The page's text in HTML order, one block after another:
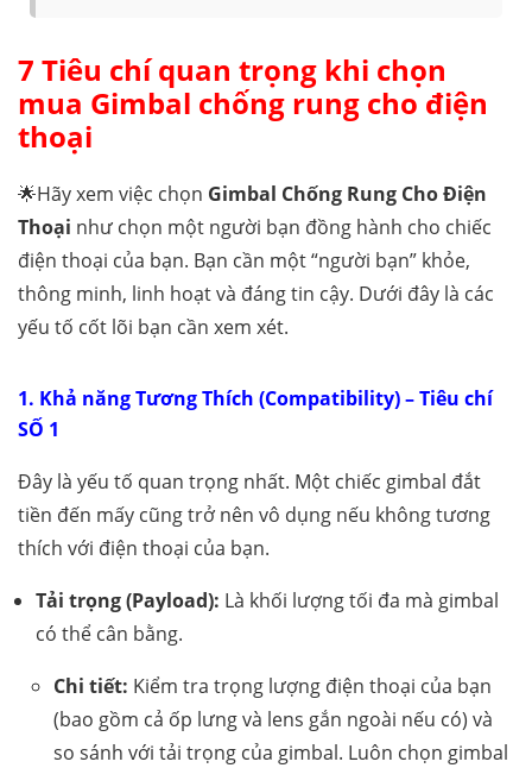
7 Tiêu chí quan trọng khi chọn
mua Gimbal chống rung cho điện
thoại
🌟Hãy xem việc chọn Gimbal Chống Rung Cho Điện
Thoại như chọn một người bạn đồng hành cho chiếc
điện thoại của bạn. Bạn cần một “người bạn” khỏe,
thông minh, linh hoạt và đáng tin cậy. Dưới đây là các
yếu tố cốt lõi bạn cần xem xét.
1. Khả năng Tương Thích (Compatibility) – Tiêu chí
SỐ 1
Đây là yếu tố quan trọng nhất. Một chiếc gimbal đắt
tiền đến mấy cũng trở nên vô dụng nếu không tương
thích với điện thoại của bạn.
Tải trọng (Payload): Là khối lượng tối đa mà gimbal
có thể cân bằng.
Chi tiết: Kiểm tra trọng lượng điện thoại của bạn
(bao gồm cả ốp lưng và lens gắn ngoài nếu có) và
so sánh với tải trọng của gimbal. Luôn chọn gimbal